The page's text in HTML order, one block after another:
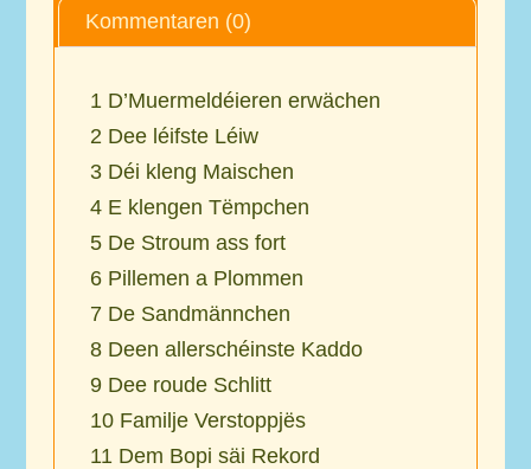
Kommentaren (0)
1 D’Muermeldéieren erwächen
2 Dee léifste Léiw
3Déi kleng Maischen
4E klengen Tëmpchen
5De Stroum ass fort
6Pillemen a Plommen
7De Sandmännchen
8Deen allerschéinste Kaddo
9 Dee roude Schlitt
10Familje Verstoppjës
11 Dem Bopi säi Rekord